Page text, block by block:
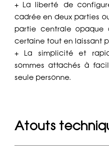
+ La liberté de
cadrée en deux parties
partie centrale opaque
certaine tout en laissant
+ La simplicité et
sommes attachés à
seule personne.
Atouts